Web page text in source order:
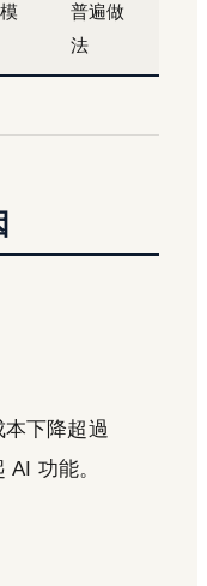
普遍做
法
下降超過
功能。